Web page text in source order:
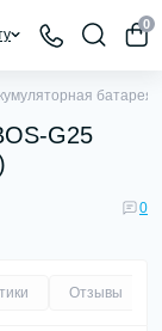
0
батарея
G25
0
Отзывы